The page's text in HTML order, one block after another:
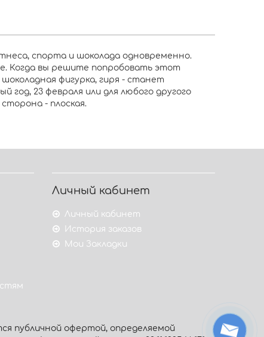
спорта и шоколада одновременно.
Когда вы решите попробовать этот
фигурка, гиря - станет
23 февраля или для любого другого
- плоская.
Личный кабинет
Личный кабинет
История заказов
Мои Закладки
публичной офертой, определяемой